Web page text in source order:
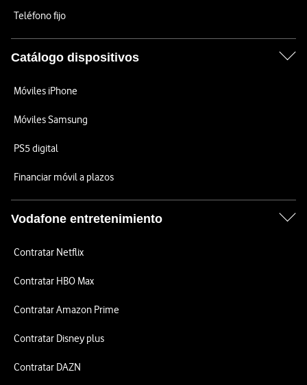
Teléfono fijo
Catálogo dispositivos
Móviles iPhone
Móviles Samsung
PS5 digital
Financiar móvil a plazos
Vodafone entretenimiento
Contratar Netflix
Contratar HBO Max
Contratar Amazon Prime
Contratar Disney plus
Contratar DAZN